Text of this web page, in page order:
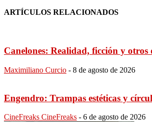
ARTÍCULOS RELACIONADOS
Canelones: Realidad, ficción y otros
Maximiliano Curcio - 8 de agosto de 2026
Engendro: Trampas estéticas y
CineFreaks CineFreaks - 6 de agosto de 2026